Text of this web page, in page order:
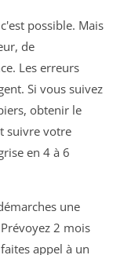
possible. Mais
de
Les erreurs
Si vous suivez
obtenir le
suivre votre
en 4 à 6
une
2 mois
appel à un